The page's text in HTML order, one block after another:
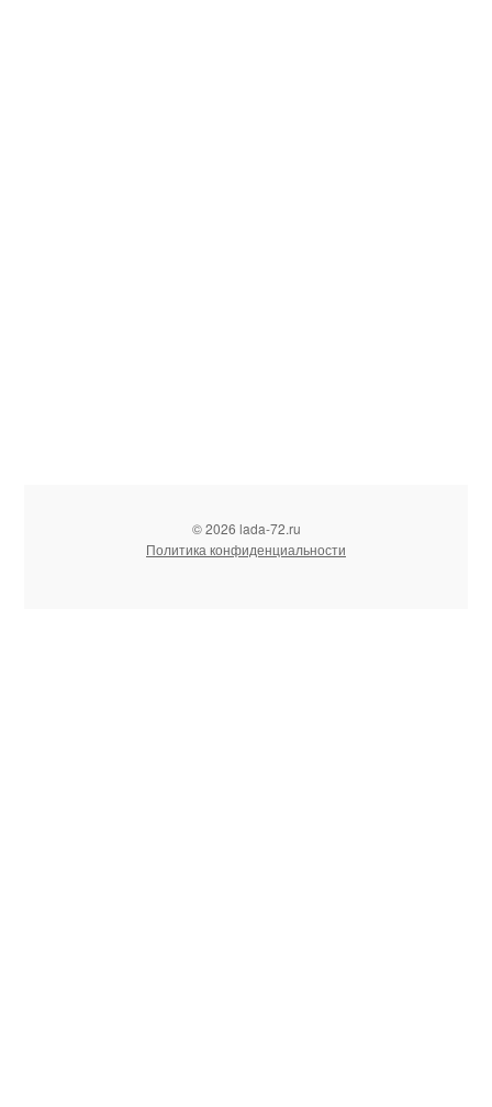
© 2026 lada-72.ru
Политика конфиденциальности